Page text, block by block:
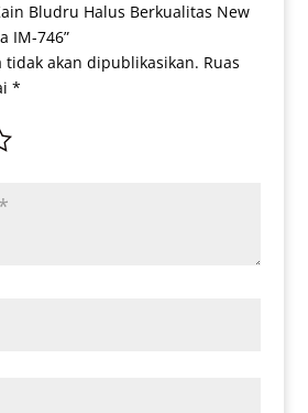
Bludru Halus Berkualitas New
IM-746”
tidak akan dipublikasikan. Ruas
*